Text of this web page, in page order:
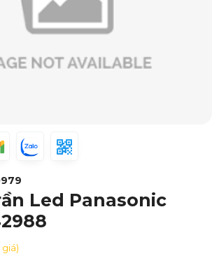
Led Panasonic
giá)